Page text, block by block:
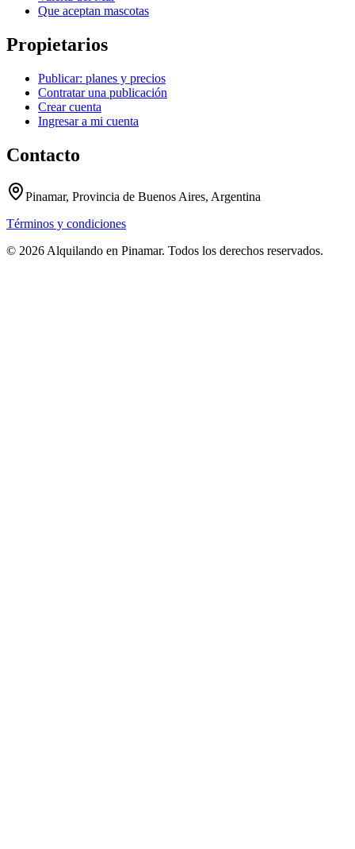
Que aceptan mascotas
Propietarios
Publicar: planes y precios
Contratar una publicación
Crear cuenta
Ingresar a mi cuenta
Contacto
Pinamar, Provincia de Buenos Aires, Argentina
Términos y condiciones
© 2026 Alquilando en Pinamar. Todos los derechos reservados.